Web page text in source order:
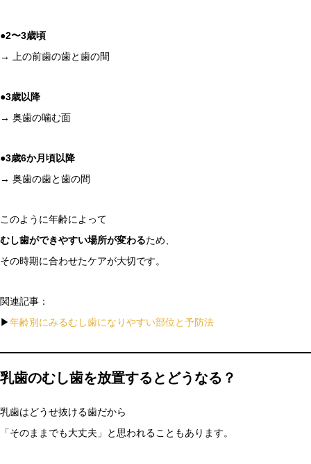
●2〜3歳頃
→ 上の前歯の歯と歯の間
●3歳以降
→ 奥歯の噛む面
●3歳6か月頃以降
→ 奥歯の歯と歯の間
このように年齢によって
むし歯ができやすい場所が変わるため、
その時期に合わせたケアが大切です。
関連記事：
▶年齢別にみるむし歯になりやすい部位と予防法
乳歯のむし歯を放置するとどうなる？
乳歯はどうせ抜ける歯だから
「そのままでも大丈夫」と思われることもあります。